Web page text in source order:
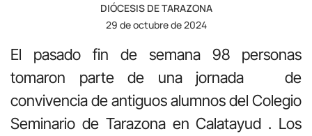
DIÓCESIS DE TARAZONA
29 de octubre de 2024
El pasado fin de semana 98 personas
tomaron parte de una jornada de
convivencia de antiguos alumnos del Colegio
Seminario de Tarazona en Calatayud . Los